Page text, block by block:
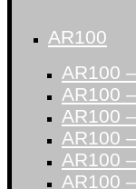
AR100
AR100
AR100
AR100
AR100
AR100
AR100